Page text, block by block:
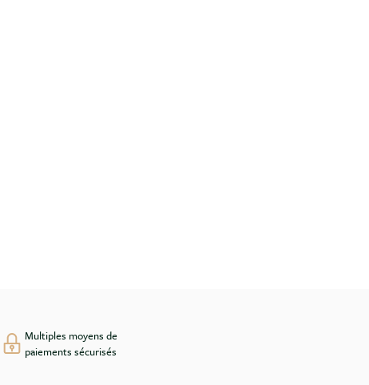
Multiples moyens de
paiements sécurisés